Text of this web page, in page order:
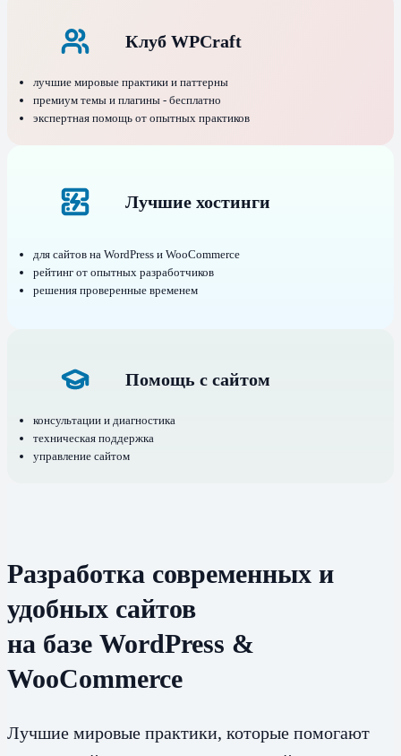
Клуб WPCraft
лучшие мировые практики и паттерны
премиум темы и плагины - бесплатно
экспертная помощь от опытных практиков
Лучшие хостинги
для сайтов на WordPress и WooCommerce
рейтинг от опытных разработчиков
решения проверенные временем
Помощь с сайтом
консультации и диагностика
техническая поддержка
управление сайтом
Разработка современных и
удобных сайтов
на базе WordPress &
WooCommerce
Лучшие мировые практики, которые помогают